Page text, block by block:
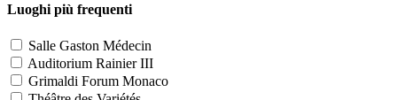
Luoghi più frequenti
Salle Gaston Médecin
Auditorium Rainier III
Grimaldi Forum Monaco